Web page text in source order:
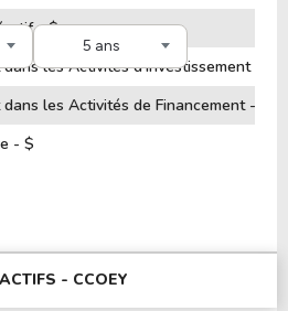
5 ans
- $
les Activités d'Investissement - $
les Activités de Financement - $
- $
- CCOEY